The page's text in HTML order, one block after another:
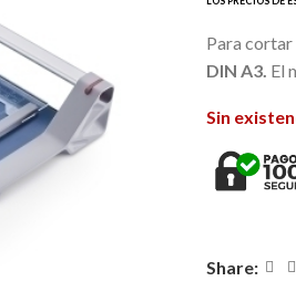
Para
DIN A3. El
Sin
Share: